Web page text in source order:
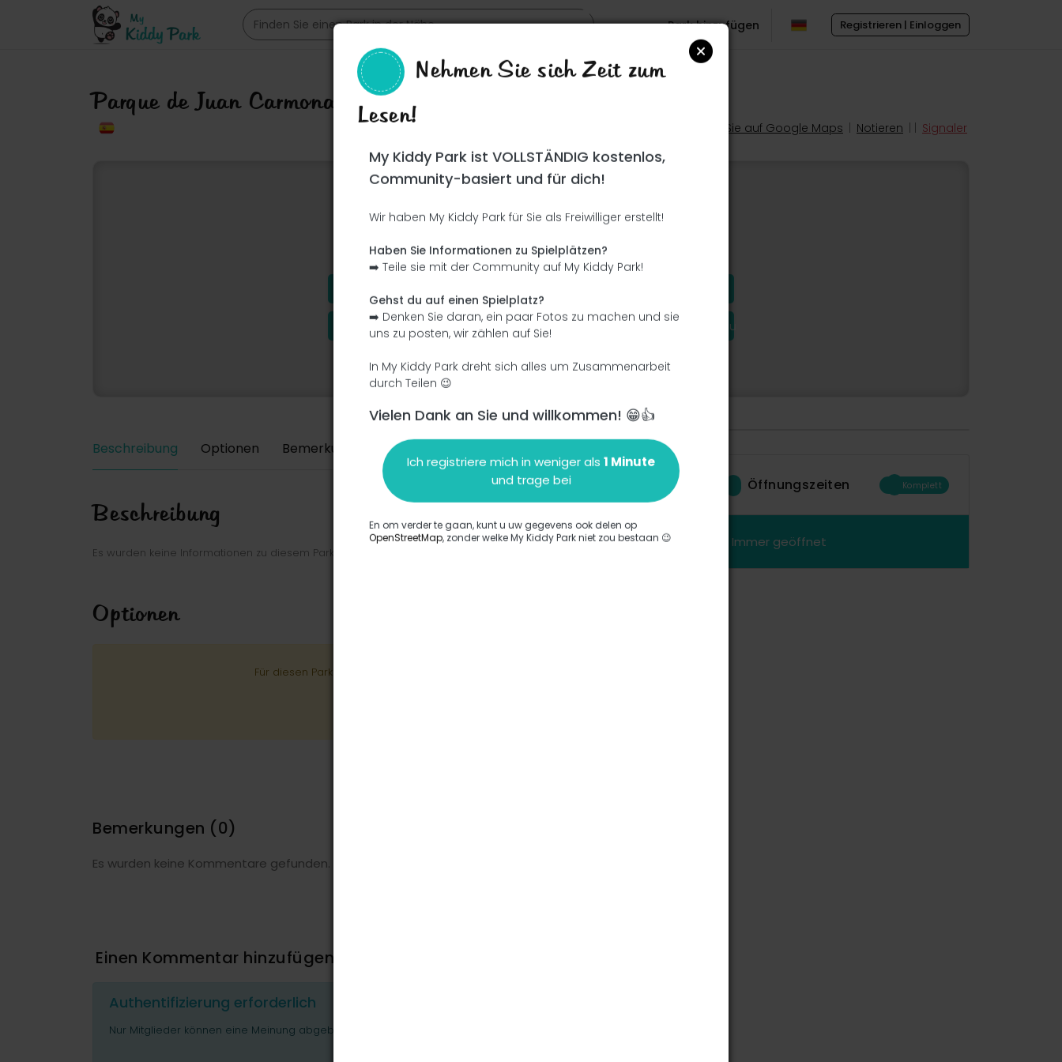
Registrieren | Einloggen
Park hinzufügen
Parque de Juan Carmona "Habichuela"
Suchen Sie auf Google Maps Notieren Signaler
Ce parc n'a pas encore été visité ! À toi de jouer !
Soit l'aventurier qui découvre ce parc en premier !
Ich füge eine Beschreibung hinzu Ich füge die Ausrüstung hinzu
Beschreibung Optionen Bemerkungen Einen Kommentar hinzufügen
Beschreibung
Es wurden keine Informationen zu diesem Park eingegeben.
Optionen
Für diesen Park wurde keine Option eingegeben.
Bemerkungen (0)
Es wurden keine Kommentare gefunden.
Einen Kommentar hinzufügen
Authentifizierung erforderlich
Nur Mitglieder können eine Meinung abgeben oder Fragen stellen.
Öffnungszeiten Komplett
Immer geöffnet
Nehmen Sie sich Zeit zum
Lesen!
My Kiddy Park ist VOLLSTÄNDIG kostenlos,
Community-basiert und für dich!
Wir haben My Kiddy Park für Sie als Freiwilliger erstellt!
Haben Sie Informationen zu Spielplätzen?
➡️ Teile sie mit der Community auf My Kiddy Park!
Gehst du auf einen Spielplatz?
➡️ Denken Sie daran, ein paar Fotos zu machen und sie
uns zu posten, wir zählen auf Sie!
In My Kiddy Park dreht sich alles um Zusammenarbeit
durch Teilen 😉
Vielen Dank an Sie und willkommen! 😁👍
Ich registriere mich in weniger als 1 Minute
und trage bei
En om verder te gaan, kunt u uw gegevens ook delen op
OpenStreetMap, zonder welke My Kiddy Park niet zou bestaan 😉